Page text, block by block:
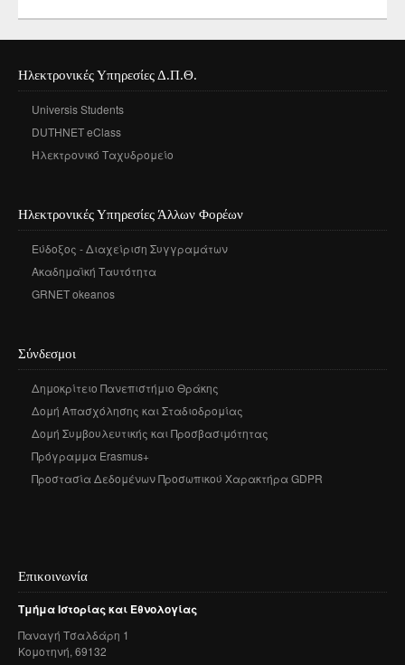
Ηλεκτρονικές Υπηρεσίες Δ.Π.Θ.
Universis Students
DUTHNET eClass
Ηλεκτρονικό Ταχυδρομείο
Ηλεκτρονικές Υπηρεσίες Άλλων Φορέων
Εύδοξος - Διαχείριση Συγγραμάτων
Ακαδημαϊκή Ταυτότητα
GRNET okeanos
Σύνδεσμοι
Δημοκρίτειο Πανεπιστήμιο Θράκης
Δομή Απασχόλησης και Σταδιοδρομίας
Δομή Συμβουλευτικής και Προσβασιμότητας
Πρόγραμμα Erasmus+
Προστασία Δεδομένων Προσωπικού Χαρακτήρα GDPR
Επικοινωνία
ΤμήμαΙστορίαςκαι Εθνολογίας
Παναγή Τσαλδάρη 1
Κομοτηνή, 69132